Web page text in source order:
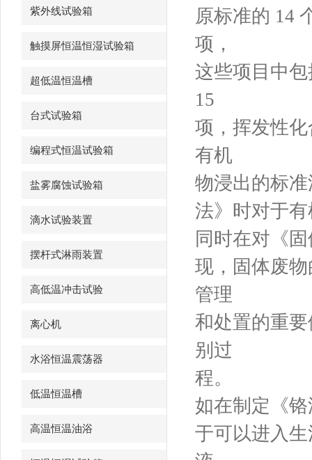
紫外线试验箱
触摸屏恒温恒湿试验箱
超低温恒温槽
台式试验箱
编程式恒温试验箱
盐雾腐蚀试验箱
滴水试验装置
摆杆式淋雨装置
高低温冲击试验
离心机
水浴恒温震荡器
低温恒温槽
高温恒温油浴
原标准的 14
项，
这些项目中
15
项，挥发性
有机
物浸出的标
法》时对于
同时在对《
现，固体废
管理
和处置的重
别过
程。
如在制定《
于可以进入